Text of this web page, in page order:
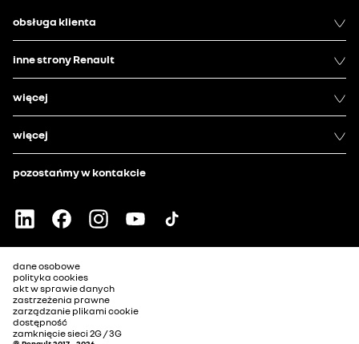
obsługa klienta
inne strony Renault
więcej
więcej
pozostańmy w kontakcie
dane osobowe
polityka cookies
akt w sprawie danych
zastrzeżenia prawne
zarządzanie plikami cookie
dostępność
zamknięcie sieci 2G / 3G